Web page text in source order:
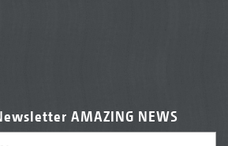
AMAZING NEWS